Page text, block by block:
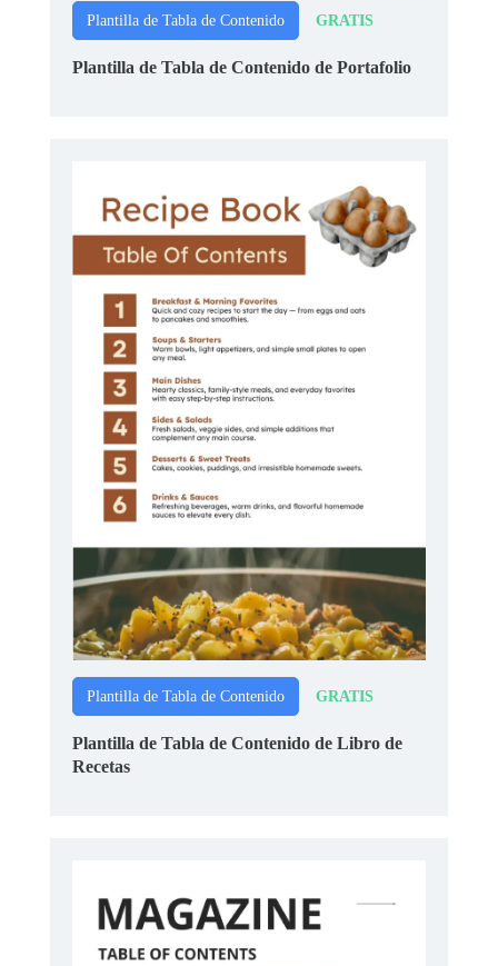
Plantilla de Tabla de Contenido GRATIS
Plantilla de Tabla de Contenido de Portafolio
Plantilla de Tabla de Contenido GRATIS
Plantilla de Tabla de Contenido de Libro de
Recetas